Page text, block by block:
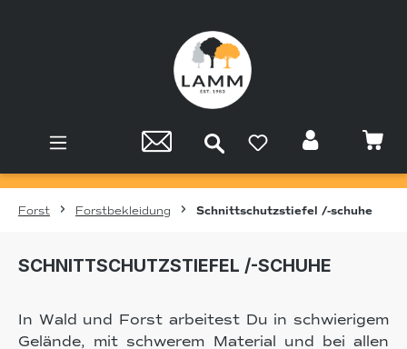
Forst Forstbekleidung Schnittschutzstiefel /-schuhe
SCHNITTSCHUTZSTIEFEL /-SCHUHE
In Wald und Forst arbeitest Du in schwierigem
Gelände, mit schwerem Material und bei allen